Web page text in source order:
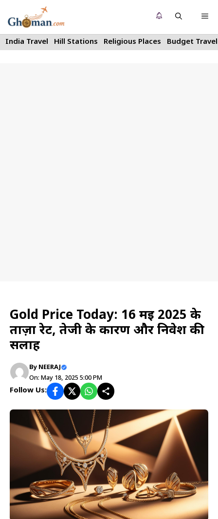
to
content
India Travel Hill Stations Religious Places Budget Travel
Gold Price Today: 16 मई 2025 के
ताज़ा रेट, तेजी के कारण और निवेश की
सलाह
By NEERAJ
On: May 18, 2025 5:00 PM
Follow Us: